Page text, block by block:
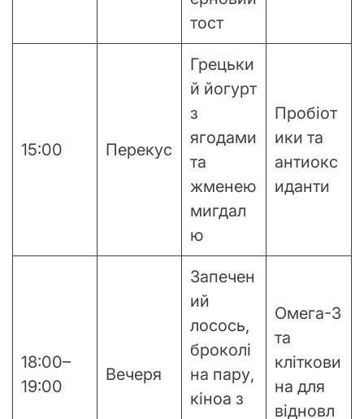
тост
15:00 Перекус
Грецьки
й йогурт
з
ягодами
та
жменею
мигдал
ю
Пробіот
ики та
антиокс
иданти
18:00–
19:00
Вечеря
Запечен
ий
лосось,
броколі
на пару,
кіноа з
Омега-3
та
кліткови
на для
відновл